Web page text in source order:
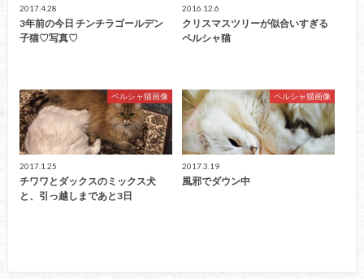
2017.4.28
3年前の今日 チンチラゴールデン
子猫♡写真♡
2016.12.6
クリスマスツリーが似合いすぎる
ペルシャ猫
ペルシャ猫画像
2017.1.25
チワワとダックスのミックス犬
と、引っ越しまであと3日
ペルシャ猫画像
2017.3.19
風邪でダウン中